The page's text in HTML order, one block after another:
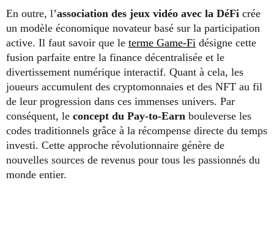
En outre, l’association des jeux vidéo avec la DéFi crée
un modèle économique novateur basé sur la participation
active. Il faut savoir que le terme Game-Fi désigne cette
fusion parfaite entre la finance décentralisée et le
divertissement numérique interactif. Quant à cela, les
joueurs accumulent des cryptomonnaies et des NFT au fil
de leur progression dans ces immenses univers. Par
conséquent, le concept du Pay-to-Earn bouleverse les
codes traditionnels grâce à la récompense directe du temps
investi. Cette approche révolutionnaire génère de
nouvelles sources de revenus pour tous les passionnés du
monde entier.